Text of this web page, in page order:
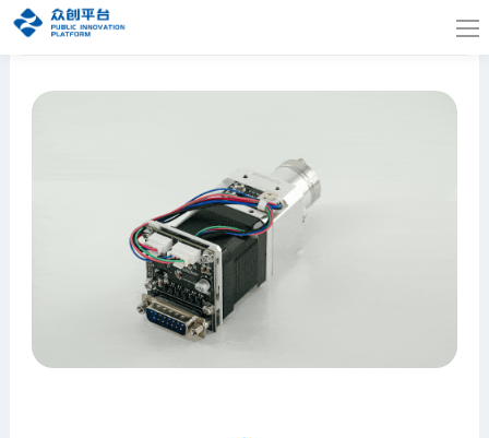
首页 > 产品中心